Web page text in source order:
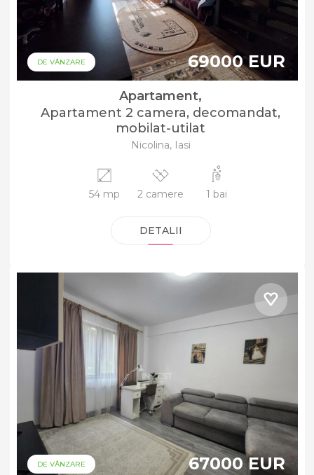
DE VÂNZARE 69000 EUR
Apartament,
Apartament 2 camera, decomandat,
mobilat-utilat
Nicolina, Iasi
54 mp 2 camere 1 bai
DETALII
DE VÂNZARE 67000 EUR